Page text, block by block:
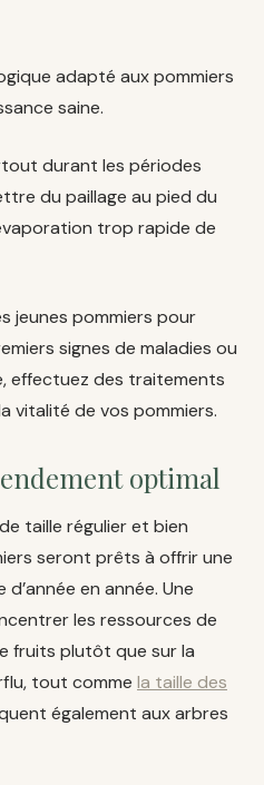
adapté aux pommiers
saine.
durant les périodes
du paillage au pied du
trop rapide de
jeunes pommiers pour
signes de maladies ou
effectuez des traitements
vitalité de vos pommiers.
optimal
taille régulier et bien
seront prêts à offrir une
en année. Une
les ressources de
fruits plutôt que sur la
tout comme la taille des
également aux arbres